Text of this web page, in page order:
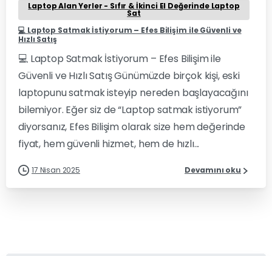
Laptop Alan Yerler - Sıfır & İkinci El Değerinde Laptop
Sat
💻 Laptop Satmak İstiyorum – Efes Bilişim ile Güvenli ve
Hızlı Satış
💻 Laptop Satmak İstiyorum – Efes Bilişim ile
Güvenli ve Hızlı Satış Günümüzde birçok kişi, eski
laptopunu satmak isteyip nereden başlayacağını
bilemiyor. Eğer siz de “Laptop satmak istiyorum”
diyorsanız, Efes Bilişim olarak size hem değerinde
fiyat, hem güvenli hizmet, hem de hızlı...
17 Nisan 2025 Devamını oku